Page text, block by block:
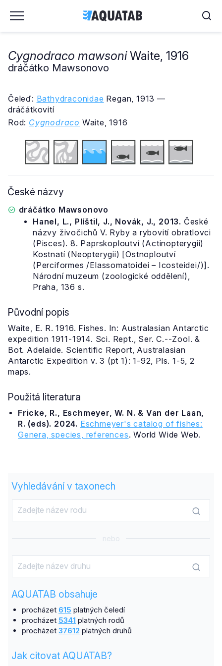
Cygnodraco mawsoniWaite, 1916
dráčátko Mawsonovo
Čeleď: Bathydraconidae Regan, 1913 —
dráčátkovití
Rod: Cygnodraco Waite, 1916
České názvy
dráčátko Mawsonovo
Hanel, L., Plíštil, J., Novák, J., 2013. České
názvy živočichů V. Ryby a rybovití obratlovci
(Pisces). 8. Paprskoploutví (Actinopterygii)
Kostnatí (Neopterygii) [Ostnoploutví
(Perciformes /Elassomatoidei – Icosteidei/)].
Národní muzeum (zoologické oddělení),
Praha, 136 s.
Původní popis
Waite, E. R. 1916. Fishes. In: Australasian Antarctic
expedition 1911-1914. Sci. Rept., Ser. C.--Zool. &
Bot. Adelaide. Scientific Report, Australasian
Antarctic Expedition v. 3 (pt 1): 1-92, Pls. 1-5, 2
maps.
Použitá literatura
Fricke, R., Eschmeyer, W. N. & Van der Laan,
R. (eds). 2024. Eschmeyer's catalog of fishes:
Genera, species, references. World Wide Web.
Vyhledávání v taxonech
nebo
AQUATAB obsahuje
procházet 615 platných čeledí
procházet 5341 platných rodů
procházet 37612 platných druhů
Jak citovat AQUATAB?